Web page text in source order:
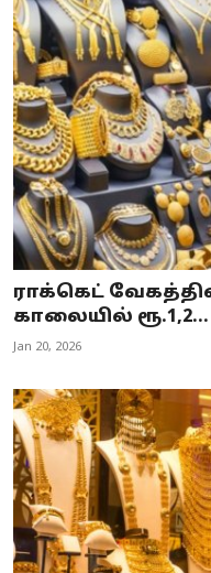
ராக்கெட்
காலையில் ரூ.1,2...
Jan 20, 2026